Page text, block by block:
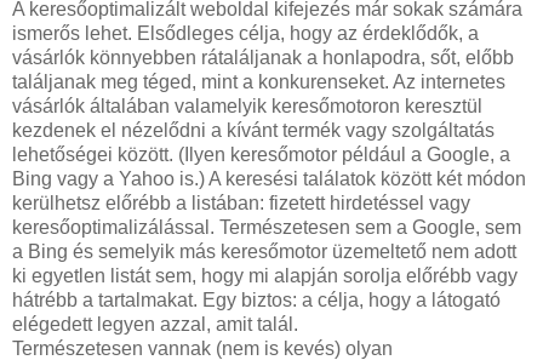
A keresőoptimalizált weboldal kifejezés már sokak számára
ismerős lehet. Elsődleges célja, hogy az érdeklődők, a
vásárlók könnyebben rátaláljanak a honlapodra, sőt, előbb
találjanak meg téged, mint a konkurenseket. Az internetes
vásárlók általában valamelyik keresőmotoron keresztül
kezdenek el nézelődni a kívánt termék vagy szolgáltatás
lehetőségei között. (Ilyen keresőmotor például a Google, a
Bing vagy a Yahoo is.) A keresési találatok között két módon
kerülhetsz előrébb a listában: fizetett hirdetéssel vagy
keresőoptimalizálással. Természetesen sem a Google, sem
a Bing és semelyik más keresőmotor üzemeltető nem adott
ki egyetlen listát sem, hogy mi alapján sorolja előrébb vagy
hátrébb a tartalmakat. Egy biztos: a célja, hogy a látogató
elégedett legyen azzal, amit talál.
Természetesen vannak (nem is kevés) olyan